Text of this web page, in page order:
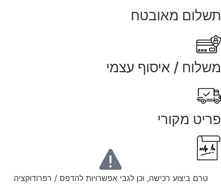
תשלום מאובטח
משלוח / איסוף עצמי
פריט מקורי
טרם ביצוע רכישה, וכן לגבי אפשרויות להדפס / רפרודוקציה